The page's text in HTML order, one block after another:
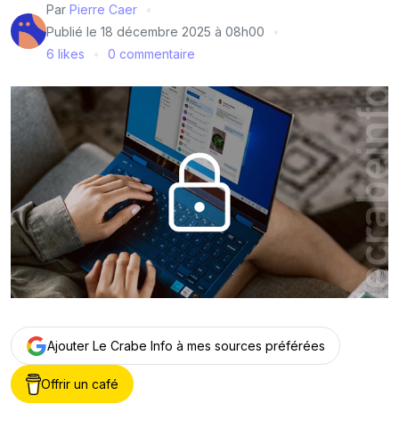
Par Pierre Caer
Publié le 18 décembre 2025 à 08h00
6 likes
0 commentaire
Ajouter Le Crabe Info à mes sources préférées
Offrir un café